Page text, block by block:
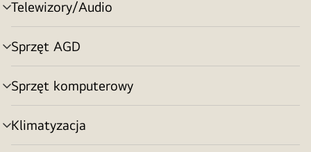
Telewizory/Audio
Przełącznik
menu
Sprzęt AGD
Przełącznik
menu
Sprzęt komputerowy
Przełącznik
menu
Klimatyzacja
Przełącznik
menu